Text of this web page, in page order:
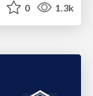
0 1.3k